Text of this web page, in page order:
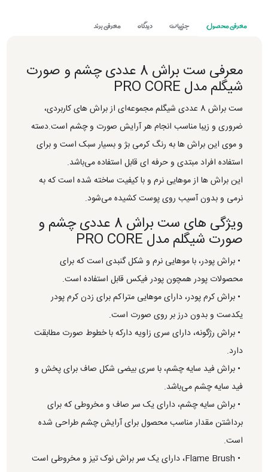
معرفی محصول جزییات دیدگاه معرفی برند
معرفی ست براش 8 عددی چشم و صورت
شیگلم مدل PRO CORE
ست براش 8 عددی شیگلم مجموعه‌ای از براش های کاربردی،
ضروری و زیبا مناسب انجام هر آرایش صورت و چشم است.دسته
و موی این براش ها به رنگ کرمی بژ و بسیار سبک است و برای
استفاده افراد مبتدی و حرفه ای قابل استفاده می‌باشد.
این براش ها از موهایی نرم و با کیفیت ساخته شده است که به
نرمی و بدون آسیب روی پوست کشیده می‌شود.
ویژگی های ست براش 8 عددی چشم و
صورت شیگلم مدل PRO CORE
• براش پودر، با موهایی نرم و شکل گنبدی است که برای
محصولات پودر همچون پودر فیکس قابل استفاده است.
• براش کرم پودر، دارای موهایی متراکم برای زدن کرم پودر
یکدست و بدون درز بر روی صورت است.
• براش رژگونه، دارای سری زاویه دارکه با خطوط صورت مطابقت
دارد.
• براش فید سایه چشم، با سری بیضی شکل صاف برای پخش و
فید سایه چشم می‌باشد.
• براش سایه چشم، دارای یک سر صاف و مخروطی که برای
برداشتن مقدار مناسب محصول برای آرایش چشم طراحی شده
است.
• Flame Brush، دارای یک سر براش نوک تیز و مخروطی است